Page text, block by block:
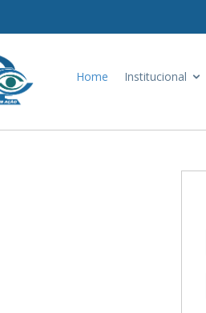
Home Institucional